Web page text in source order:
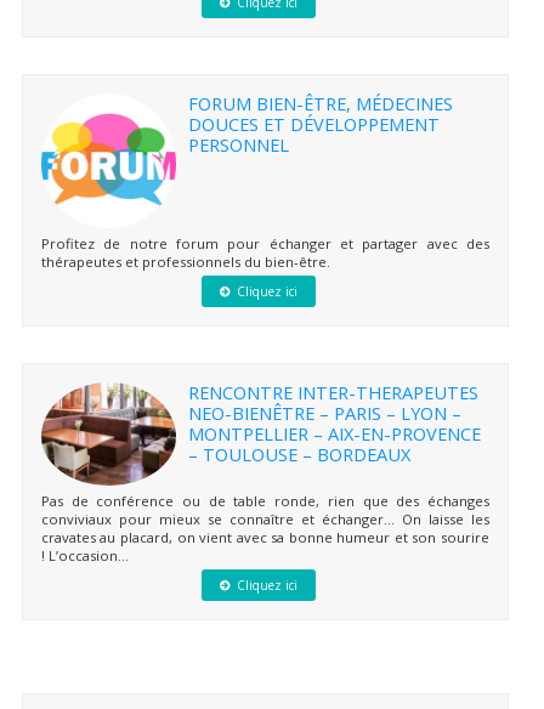
FORUM BIEN-ÊTRE, MÉDECINES
DOUCES ET DÉVELOPPEMENT
PERSONNEL
Profitez de notre forum pour échanger et partager avec des
thérapeutes et professionnels du bien-être.
Cliquez ici
RENCONTRE INTER-THERAPEUTES
NEO-BIENÊTRE – PARIS – LYON –
MONTPELLIER – AIX-EN-PROVENCE
– TOULOUSE – BORDEAUX
Pas de conférence ou de table ronde, rien que des échanges
conviviaux pour mieux se connaître et échanger… On laisse les
cravates au placard, on vient avec sa bonne humeur et son sourire
! L’occasion...
Cliquez ici